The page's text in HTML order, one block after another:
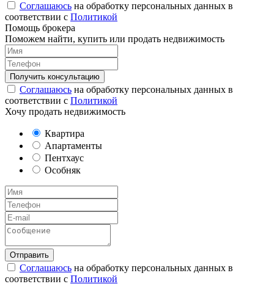
Соглашаюсь на обработку персональных данных в
соответствии с Политикой
Помощь брокера
Поможем найти, купить или продать недвижимость
Соглашаюсь на обработку персональных данных в
соответствии с Политикой
Хочу продать недвижимость
Квартира
Апартаменты
Пентхаус
Особняк
Соглашаюсь на обработку персональных данных в
соответствии с Политикой